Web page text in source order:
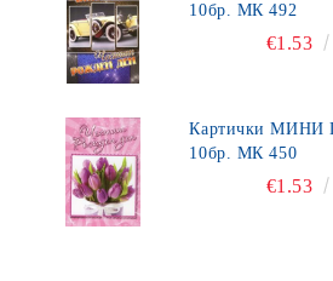
10бр. МК 492
€1.53
Картички МИНИ ПЕНТАГРАМ К-т
10бр. МК 450
€1.53